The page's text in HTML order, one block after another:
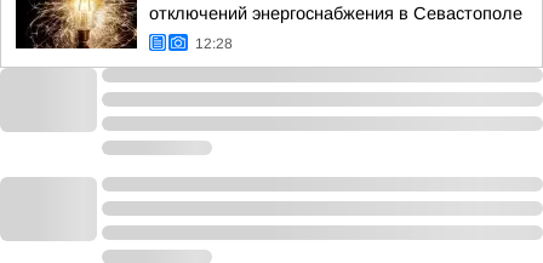
отключений энергоснабжения в Севастополе
12:28